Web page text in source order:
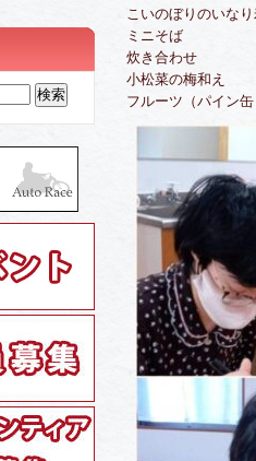
こいのぼりのいな
ミニそば
炊き合わせ
小松菜の梅和え
フルーツ（パイン